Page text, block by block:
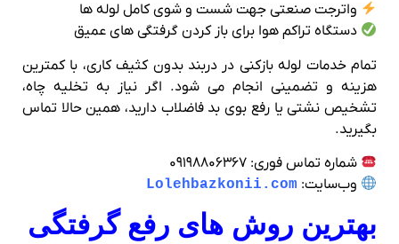
واترجت صنعتی جهت شست‌ و شوی کامل لوله‌ ها
دستگاه تراکم هوا برای باز کردن گرفتگی‌ های عمیق
تمام خدمات لوله‌ بازکنی در دربند بدون کثیف‌ کاری، با کمترین
هزینه و تضمینی انجام می‌ شود. اگر نیاز به تخلیه چاه،
تشخیص نشتی یا رفع بوی بد فاضلاب دارید، همین حالا تماس
بگیرید.
شماره تماس فوری: ۰۹۱۹۸۸۰۶۳۶۷
وب‌سایت: Lolehbazkonii.com
بهترین روش‌ های رفع گرفتگی